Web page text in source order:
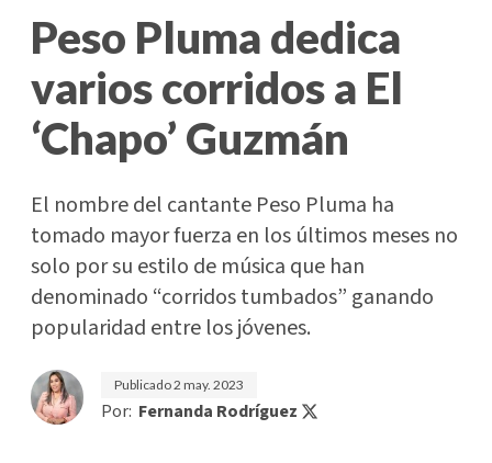
Peso Pluma dedica
varios corridos a El
‘Chapo’ Guzmán
El nombre del cantante Peso Pluma ha
tomado mayor fuerza en los últimos meses no
solo por su estilo de música que han
denominado “corridos tumbados” ganando
popularidad entre los jóvenes.
Publicado2 may. 2023
Por: Fernanda Rodríguez